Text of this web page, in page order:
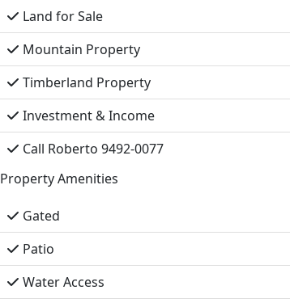
Land for Sale
Mountain Property
Timberland Property
Investment & Income
Call Roberto 9492-0077
Property Amenities
Gated
Patio
Water Access